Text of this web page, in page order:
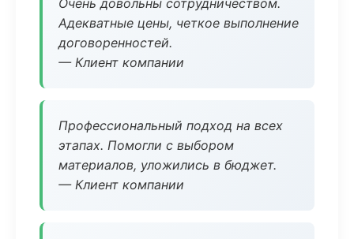
Очень довольны сотрудничеством.
Адекватные цены, четкое выполнение
договоренностей.
— Клиент компании
Профессиональный подход на всех
этапах. Помогли с выбором
материалов, уложились в бюджет.
— Клиент компании